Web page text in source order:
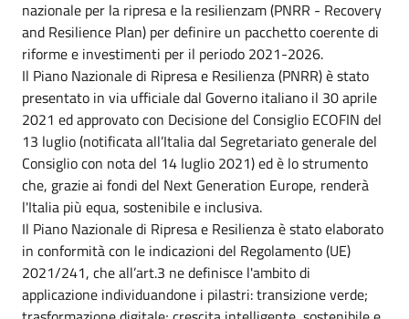
nazionale per la ripresa e la resilienzam (PNRR - Recovery
and Resilience Plan) per definire un pacchetto coerente di
riforme e investimenti per il periodo 2021-2026.
Il Piano Nazionale di Ripresa e Resilienza (PNRR) è stato
presentato in via ufficiale dal Governo italiano il 30 aprile
2021 ed approvato con Decisione del Consiglio ECOFIN del
13 luglio (notificata all’Italia dal Segretariato generale del
Consiglio con nota del 14 luglio 2021) ed è lo strumento
che, grazie ai fondi del Next Generation Europe, renderà
l'Italia più equa, sostenibile e inclusiva.
Il Piano Nazionale di Ripresa e Resilienza è stato elaborato
in conformità con le indicazioni del Regolamento (UE)
2021/241, che all’art.3 ne definisce l'ambito di
applicazione individuandone i pilastri: transizione verde;